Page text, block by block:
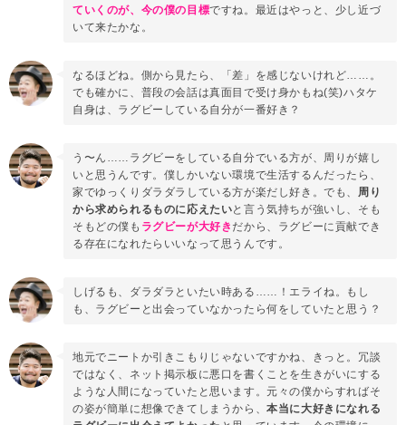
ていく のが、今の僕の目標ですね。最近はやっと、少し近づ
いて来たかな。
なるほどね。側から見たら、「差」を感じないけれど……。
でも確かに、普段の会話は真面目で受け身かもね(笑)ハタケ
自身は、ラグビーしている自分が一番好き？
う〜ん……ラグビーをしている自分でいる方が、周りが嬉し
いと思うんです。僕しかいない環境で生活するんだったら、
家でゆっくりダラダラしている方が楽だし好き。でも、 周り
から求められるものに応えたいと言う気持ちが強いし、そも
そもどの僕も ラグビーが大好き だから、ラグビーに貢献でき
る存在になれたらいいなって思うんです。
しげるも、ダラダラといたい時ある……！エライね。もし
も、ラグビーと出会っていなかったら何をしていたと思う？
地元でニートか引きこもりじゃないですかね、きっと。冗談
ではなく、ネット掲示板に悪口を書くことを生きがいにする
ような人間になっていたと思います。元々の僕からすればそ
の姿が簡単に想像できてしまうから、本当に大好きになれる